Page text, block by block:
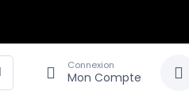
Connexion
Mon Compte